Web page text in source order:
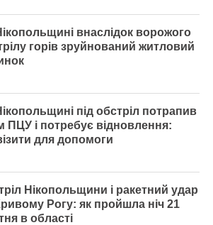
внаслідок ворожого
горів зруйнований житловий
під обстріл потрапив
ПЦУ і потребує відновлення:
для допомоги
Нікопольщини і ракетний удар
Рогу: як пройшла ніч 21
в області